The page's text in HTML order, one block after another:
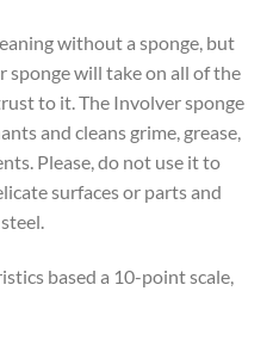
without a sponge, but
sponge will take on all of the
to it. The Involver sponge
and cleans grime, grease,
Please, do not use it to
surfaces or parts and
based a 10-point scale,